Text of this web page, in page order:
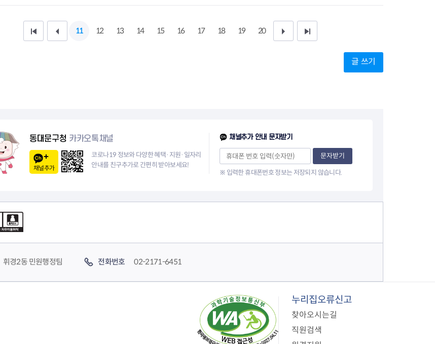
처
이
지
11 12 13 14 15 16 17 18 19 20
이
지
끝
글 쓰기
동대문구청 카카오톡채널
채널추가
코로나19 정보와 다양한 혜택·지원·일자리
안내를 친구추가로 간편히 받아보세요!
채널추가 안내 문자받기
문자받기
※ 입력한 휴대폰번호 정보는 저장되지 않습니다.
휘경2동 민원행정팀 전화번호 02-2171-6451
누리집오류신고
찾아오시는길
직원검색